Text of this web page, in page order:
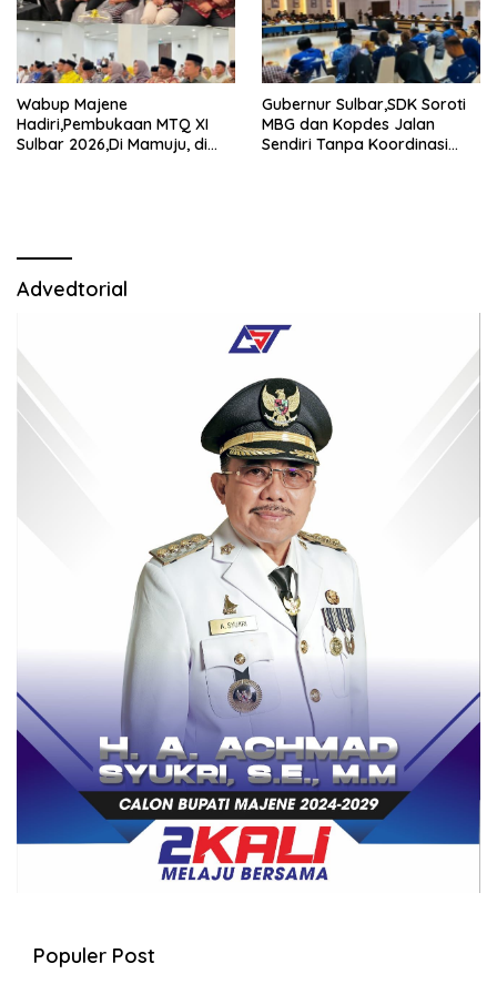
Wabup Majene
Hadiri,Pembukaan MTQ XI
Sulbar 2026,Di Mamuju, di
Gubernur Sulbar,SDK Soroti
MBG dan Kopdes Jalan
Sendiri Tanpa Koordinasi
Advedtorial
Populer Post